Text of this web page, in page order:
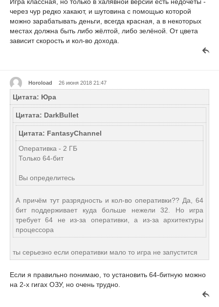
через чур редко хакают, и шутовина с помощью которой
можно зарабатывать деньги, всегда красная, а в некоторых
местах должна быть либо жёлтой, либо зелёной. От цвета
зависит скорость и кол-во дохода.
Horoload 26 июня 2018 21:47
Цитата: Юра
Цитата: DarkBullet
Цитата: FantasyChannel
Оперативка - 2 ГБ
Только 64-бит
Вы определитесь
А причём тут разрядность и кол-во оперативки?? Да, 64
бит поддерживает куда больше нежели 32. Но игра
требует 64 не из-за оперативки, а из-за архитектуры
процессора
ты серьезно если оперативки мало то игра не запустится
Если я правильно понимаю, то установить 64-битную можно
на 2-х гигах ОЗУ, но очень трудно.